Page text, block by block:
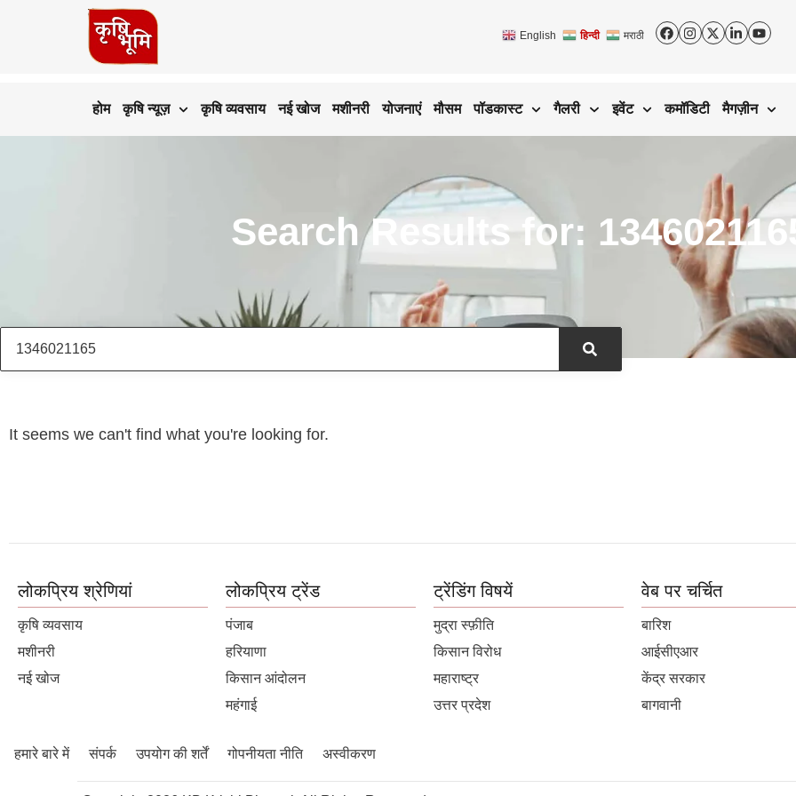
English हिन्दी मराठी
होम कृषि न्यूज़ कृषि व्यवसाय नई खोज मशीनरी योजनाएं मौसम पॉडकास्ट गैलरी इवेंट कमॉडिटी मैगज़ीन
Search Results for:
It seems we can't find what you're looking for.
लोकप्रिय श्रेणियां
कृषि व्यवसाय
मशीनरी
नई खोज
लोकप्रिय ट्रेंड
पंजाब
हरियाणा
किसान आंदोलन
महंगाई
ट्रेंडिंग विषयें
मुद्रा स्फ़ीति
किसान विरोध
महाराष्ट्र
उत्तर प्रदेश
वेब पर चर्चित
बारिश
आईसीएआर
केंद्र सरकार
बागवानी
हमारे बारे में संपर्क उपयोग की शर्तें गोपनीयता नीति अस्वीकरण